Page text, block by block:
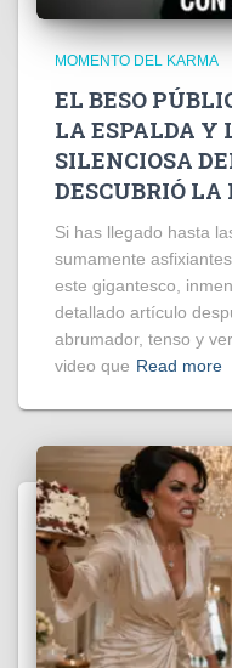
MOMENTO DEL KARMA
EL BESO
LA ESPALDA Y
SILENCIOSA
DESCUBRIÓ LA
Si has llegado hasta
sumamente
este gigantesco,
detallado artículo
abrumador, tenso y
video que Read more